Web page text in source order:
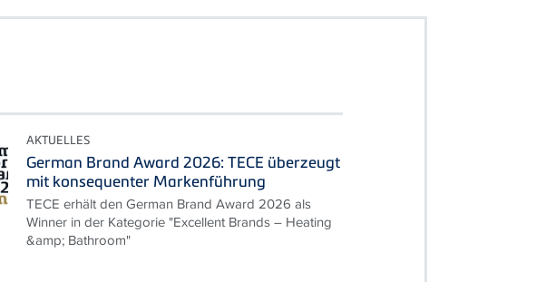
AKTUELLES
German Brand Award 2026: TECE überzeugt
mit konsequenter Markenführung
TECE erhält den German Brand Award 2026 als
Winner in der Kategorie "Excellent Brands – Heating
&amp; Bathroom"